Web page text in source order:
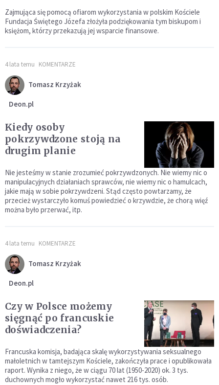
Zajmująca się pomocą ofiarom wykorzystania w polskim Kościele
Fundacja Świętego Józefa złożyła podziękowania tym biskupom i
księżom, którzy przekazują jej wsparcie finansowe.
4 lata temu KOMENTARZE
Tomasz Krzyżak
Deon.pl
Kiedy osoby
pokrzywdzone stoją na
drugim planie
Nie jesteśmy w stanie zrozumieć pokrzywdzonych. Nie wiemy nic o
manipulacyjnych działaniach sprawców, nie wiemy nic o hamulcach,
jakie mają w sobie pokrzywdzeni. Stąd często powtarzamy, że
przecież wystarczyło komuś powiedzieć o krzywdzie, że chorą więź
można było przerwać, itp.
4 lata temu KOMENTARZE
Tomasz Krzyżak
Deon.pl
Czy w Polsce możemy
sięgnąć po francuskie
doświadczenia?
Francuska komisja, badająca skalę wykorzystywania seksualnego
małoletnich w tamtejszym Kościele, zakończyła prace i opublikowała
raport. Wynika z niego, że w ciągu 70 lat (1950-2020) ok. 3 tys.
duchownych mogło wykorzystać nawet 216 tys. osób.